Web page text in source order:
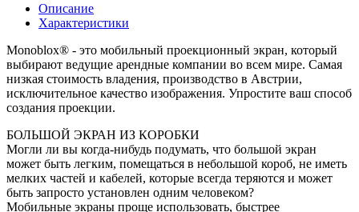
Описание
Характеристики
Monoblox® - это мобильный проекционный экран, который
выбирают ведущие арендные компании во всем мире. Самая
низкая стоимость владения, производство в Австрии,
исключительное качество изображения. Упростите ваш способ
создания проекции.
БОЛЬШОЙ ЭКРАН ИЗ КОРОБКИ
Могли ли вы когда-нибудь подумать, что большой экран
может быть легким, помещаться в небольшой короб, не иметь
мелких частей и кабелей, которые всегда теряются и может
быть запросто установлен одним человеком?
Мобильные экраны проще использовать, быстрее